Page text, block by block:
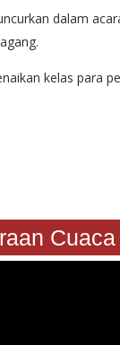
dalam
kelas para
Cuaca